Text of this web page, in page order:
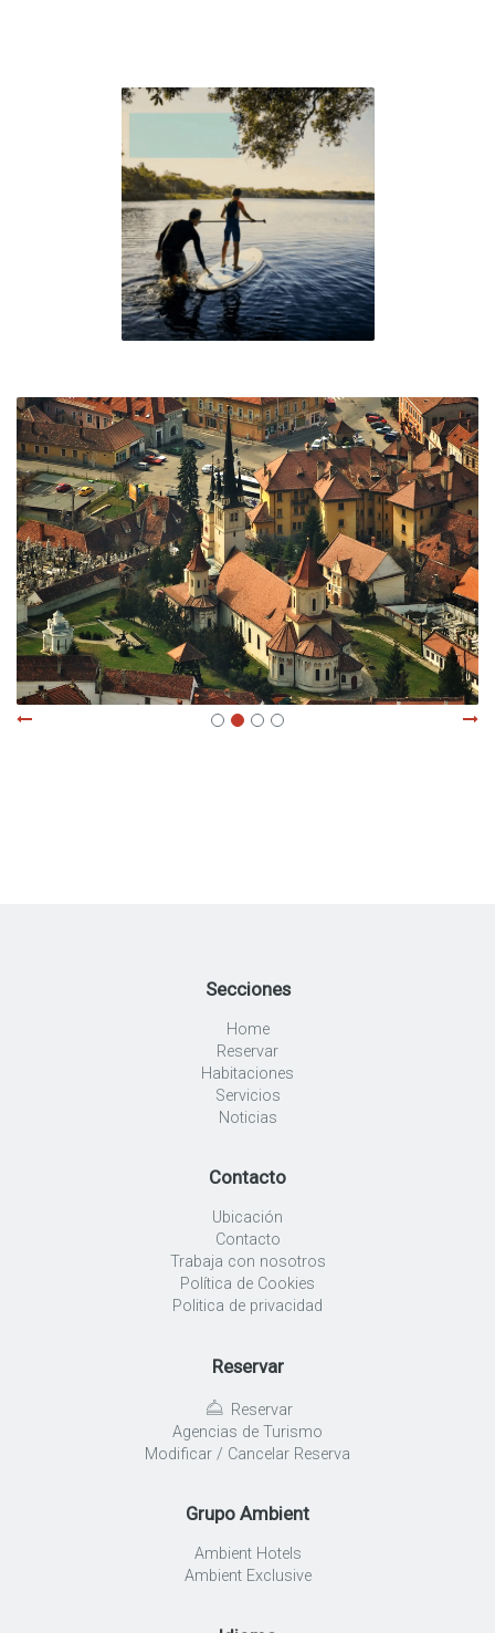
Secciones
Home
Reservar
Habitaciones
Servicios
Noticias
Contacto
Ubicación
Contacto
Trabaja con nosotros
Política de Cookies
Politica de privacidad
Reservar
Reservar
Agencias de Turismo
Modificar / Cancelar Reserva
Grupo Ambient
Ambient Hotels
Ambient Exclusive